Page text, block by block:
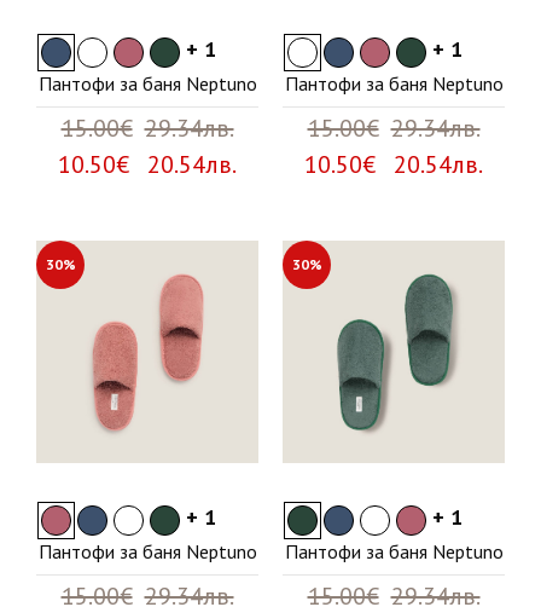
+ 1
Пантофи за баня Neptuno
15.00€ 29.34лв.
10.50€ 20.54лв.
+ 1
Пантофи за баня Neptuno
15.00€ 29.34лв.
10.50€ 20.54лв.
30%
+ 1
Пантофи за баня Neptuno
15.00€ 29.34лв.
30%
+ 1
Пантофи за баня Neptuno
15.00€ 29.34лв.